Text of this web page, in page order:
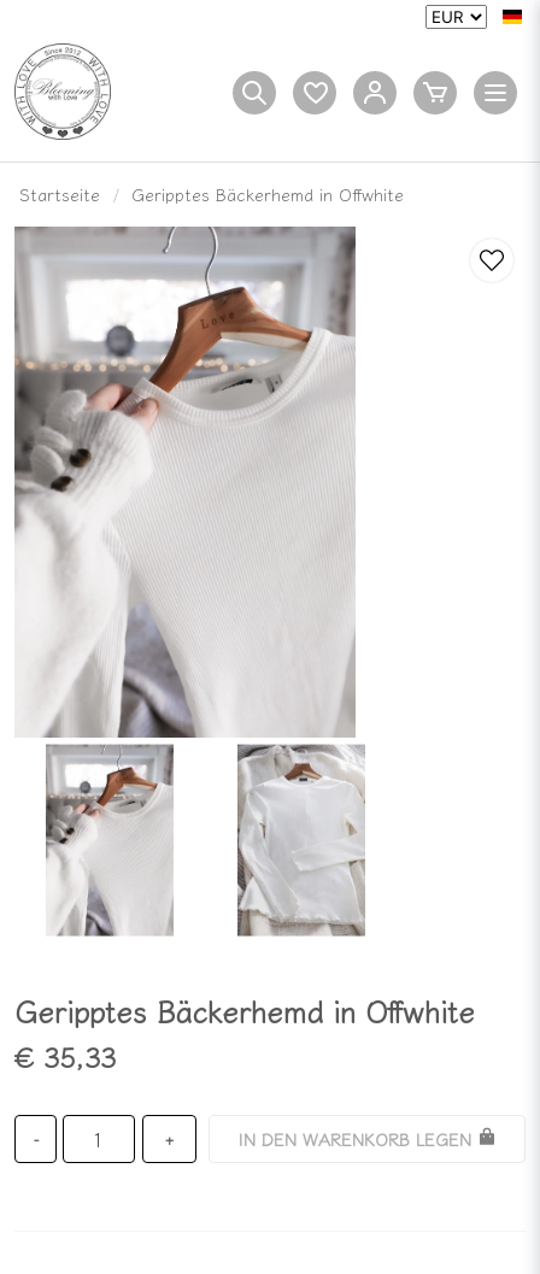
Startseite Geripptes Bäckerhemd in Offwhite
Geripptes Bäckerhemd in Offwhite
€ 35,33
- + IN DEN WARENKORB LEGEN